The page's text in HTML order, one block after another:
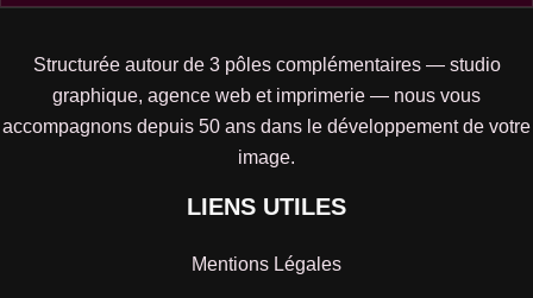
Structurée autour de 3 pôles complémentaires — studio
graphique, agence web et imprimerie — nous vous
accompagnons depuis 50 ans dans le développement de votre
image.
LIENS UTILES
Mentions Légales